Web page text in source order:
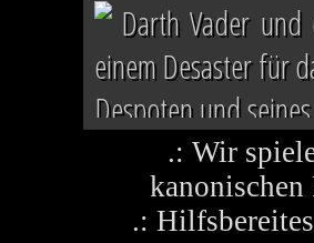
Darth Vader
einem Desaster für
Despoten und
Chaos herrscht
.: Wir
.: